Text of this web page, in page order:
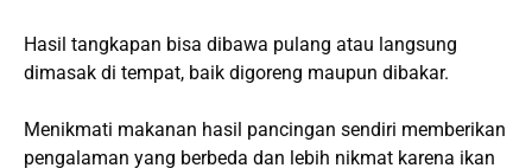
Hasil tangkapan bisa dibawa pulang atau langsung
dimasak di tempat, baik digoreng maupun dibakar.
Menikmati makanan hasil pancingan sendiri memberikan
pengalaman yang berbeda dan lebih nikmat karena ikan